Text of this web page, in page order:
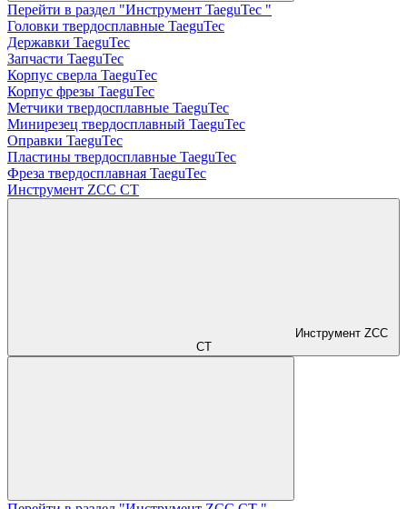
Перейти в раздел "Инструмент TaeguTec "
Головки твердосплавные TaeguTec
Державки TaeguTec
Запчасти TaeguTec
Корпус сверла TaeguTec
Корпус фрезы TaeguTec
Метчики твердосплавные TaeguTec
Минирезец твердосплавный TaeguTec
Оправки TaeguTec
Пластины твердосплавные TaeguTec
Фреза твердосплавная TaeguTec
Инструмент ZCС CT
Инструмент ZCС
CT